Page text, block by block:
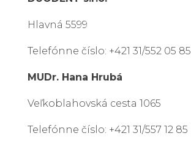
Hlavná 5599
Telefónne číslo: +421 31/552 05 85
MUDr. Hana Hrubá
Veľkoblahovská cesta 1065
Telefónne číslo: +421 31/557 12 85